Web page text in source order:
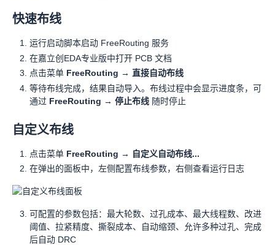
快速布线
运行启动脚本启动 FreeRouting 服务
在嘉立创EDA专业版中打开 PCB 文档
点击菜单 FreeRouting → 直接自动布线
等待布线完成，结果自动导入。布线过程中会显示进度条，可
通过 FreeRouting → 停止布线 随时停止
自定义布线
点击菜单 FreeRouting → 自定义自动布线...
在弹出的面板中，左侧配置布线参数，右侧查看运行日志
可配置的参数包括：最大轮数、过孔成本、最大线程数、改进
阈值、拉紧精度、撕裂成本、自动缩颈、允许多种过孔、完成
后自动 DRC